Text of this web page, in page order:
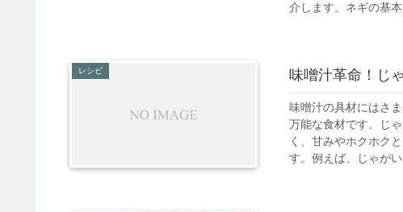
介します。ネギの基
レシピ 味噌汁革命！じ
味噌汁の具材にはさ
万能な食材です。じ
く、甘みやホクホク
す。例えば、じゃが